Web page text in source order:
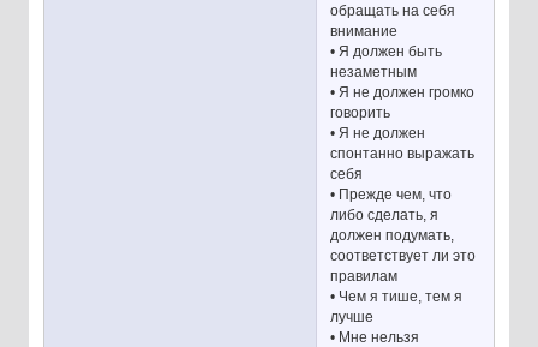
обращать на себя
внимание
• Я должен быть
незаметным
• Я не должен громко
говорить
• Я не должен
спонтанно выражать
себя
• Прежде чем, что
либо сделать, я
должен подумать,
соответствует ли это
правилам
• Чем я тише, тем я
лучше
• Мне нельзя